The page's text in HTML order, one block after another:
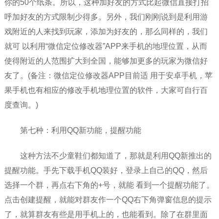
你的50个纸条。所以，这种加好友的方式比起微信直接打招
呼加好友的方式限制少得多。另外，我们刚刚说到是利用游
戏附近的人来找到玩家，添加为好友的，那么同样的，我们
就可 以利用“微信定位修改器”APP来手机的地理位置，从而
使得附近的人范围扩大到全国，能够加更多的玩家为微信好
友了。(备注：微信定位修改器APP目前适 用于安卓手机，苹
果手机也有相应的修改手机地理位置的软件，大家可自行百
度查询。)
第七种：利用QQ新功能，提醒功能
这种方法不少童鞋们都知道了，那就是利用QQ新推出的
提醒功能。手先下载手机QQ装好，登录上自己的QQ，然后
选择一个群，再点右下角的+号，就能 看到一个提醒功能了。
点击创建提醒，就能对群友作一个QQ右下角弹窗信息的提示
了，就算群友有些是用手机上的，也能看到。除了在群里面